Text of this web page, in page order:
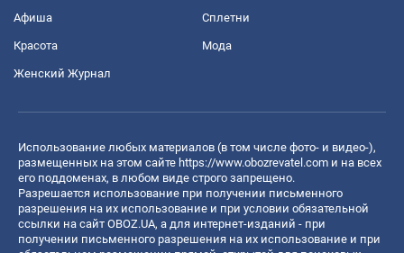
Афиша Сплетни
Красота Мода
Женский Журнал
Использование любых материалов (в том числе фото- и видео-),
размещенных на этом сайте https://www.obozrevatel.com и на всех
его поддоменах, в любом виде строго запрещено.
Разрешается использование при получении письменного
разрешения на их использование и при условии обязательной
ссылки на сайт OBOZ.UA, а для интернет-изданий - при
получении письменного разрешения на их использование и при